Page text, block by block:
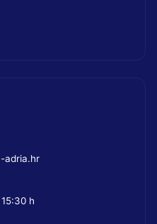
adria.hr
h